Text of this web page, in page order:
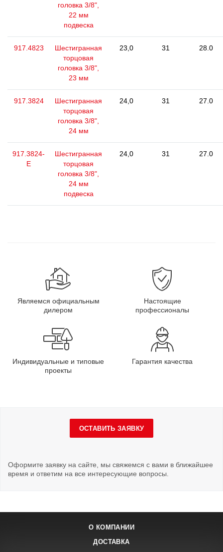
головка 3/8",
22 мм
подвеска
917.4823
Шестигранная
торцовая
головка 3/8",
23 мм
23,0 31 28.0
917.3824
Шестигранная
торцовая
головка 3/8",
24 мм
24,0 31 27.0
917.3824-
E
Шестигранная
торцовая
головка 3/8",
24 мм
подвеска
24,0 31 27.0
Являемся официальным
дилером
Настоящие
профессионалы
Индивидуальные и типовые
проекты
Гарантия качества
ОСТАВИТЬ ЗАЯВКУ
Оформите заявку на сайте, мы свяжемся с вами в ближайшее
время и ответим на все интересующие вопросы.
О КОМПАНИИ
ДОСТАВКА